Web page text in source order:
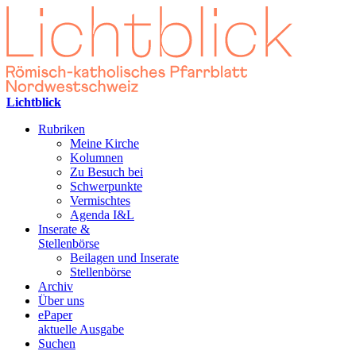
Lichtblick
Rubriken
Meine Kirche
Kolumnen
Zu Besuch bei
Schwerpunkte
Vermischtes
Agenda I&L
Inserate &
Stellenbörse
Beilagen und Inserate
Stellenbörse
Archiv
Über uns
ePaper
aktuelle Ausgabe
Suchen